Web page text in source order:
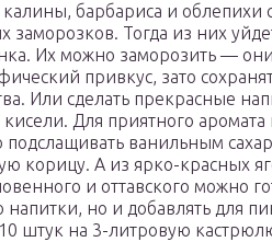
барбариса и облепихи
заморозков. Тогда из них
Их можно заморозить —
привкус, зато
Или сделать прекрасные
кисели. Для приятного
ванильным
корицу. А из ярко-красных
и оттавского можно
напитки, но и добавлять для
штук на 3-литровую